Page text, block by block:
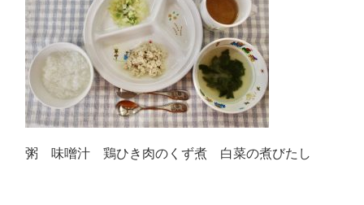
粥 味噌汁 鶏ひき肉のくず煮 白菜の煮びたし